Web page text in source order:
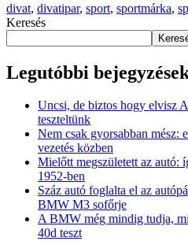
divat, divatipar, sport, sportmárka,
Keresés
Legutóbbi
Uncsi, de biztos hogy elvisz
teszteltünk
Nem csak gyorsabban mész:
vezetés közben
Mielőtt megszületett az autó:
1952-ben
Száz autó foglalta el az
BMW M3 sofőrje
A BMW még mindig tudja,
40d teszt